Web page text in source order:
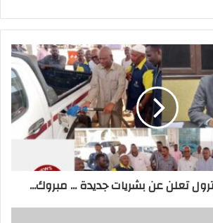
تعلن عن بشريات جديدة ... مبروك...